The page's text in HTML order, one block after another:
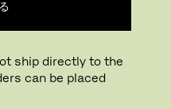
ship directly to the
can be placed